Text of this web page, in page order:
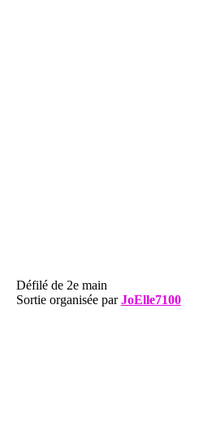
Défilé de 2e main
Sortie organisée parJoElle7100